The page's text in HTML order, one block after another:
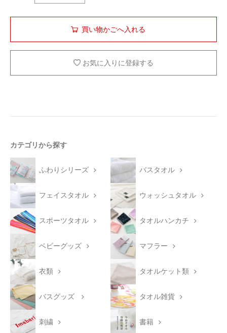
お気に入りに登録する
カテゴリから探す
ふわりシリーズ バスタオル
フェイスタオル ウォッシュタオル
スポーツタオル タオルハンカチ
ベビーグッズ マフラー
衣類 タオルケット類
バスグッズ タオル雑貨
刺繍 書籍